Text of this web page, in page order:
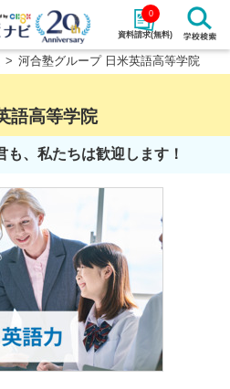
資料請求(無料)
0
特徴から探す
を選択して探す
北海道・東北
北陸・甲信越
中国
九州・沖縄
河合塾グループ 日米英語高等学院
語高等学院
、私たちは歓迎します！